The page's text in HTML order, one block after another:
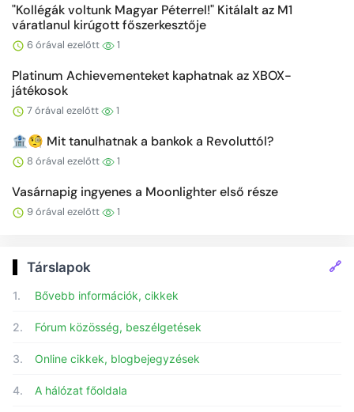
"Kollégák voltunk Magyar Péterrel!" Kitálalt az M1
váratlanul kirúgott főszerkesztője
6 órával ezelőtt 1
Platinum Achievementeket kaphatnak az XBOX-
játékosok
7 órával ezelőtt 1
🏦🧐 Mit tanulhatnak a bankok a Revoluttól?
8 órával ezelőtt 1
Vasárnapig ingyenes a Moonlighter első része
9 órával ezelőtt 1
Társlapok 🔗
1. Bővebb információk, cikkek
2. Fórum közösség, beszélgetések
3. Online cikkek, blogbejegyzések
4. A hálózat főoldala